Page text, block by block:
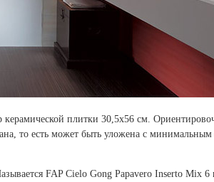
керамической плитки 30,5х56 см.
то есть может быть уложена с
FAP Cielo Gong Papavero Inserto Mix 6